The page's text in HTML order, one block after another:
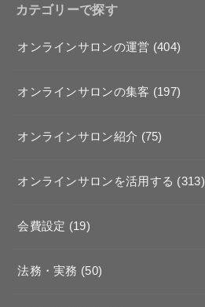
カテゴリーで探す
オンラインサロンの運営 (404)
オンラインサロンの集客 (197)
オンラインサロン紹介 (75)
オンラインサロンを活用する (313)
会費設定 (19)
法務・実務 (50)